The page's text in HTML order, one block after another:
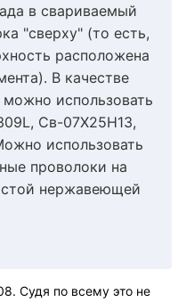
в свариваемый
"сверху" (то есть,
расположена
В качестве
использовать
Cв-07Х25Н13,
использовать
проволоки на
нержавеющей
Судя по всему это не